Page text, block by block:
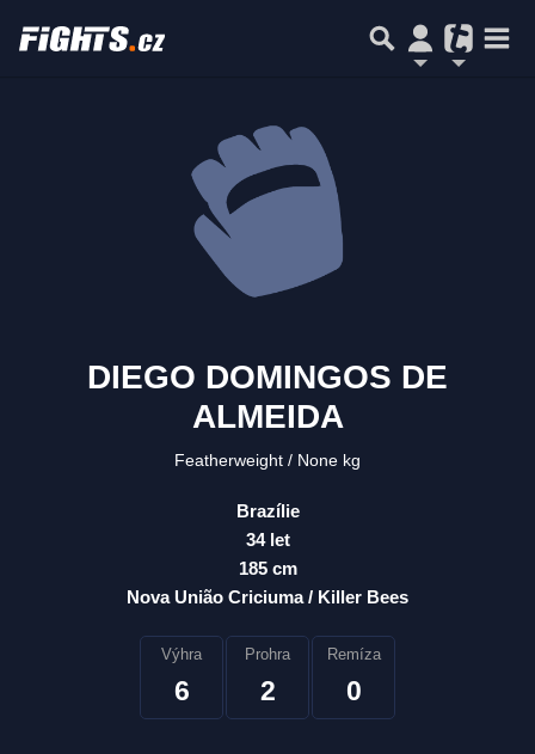
DIEGO DOMINGOS DE
ALMEIDA
Featherweight None kg
Brazílie
34 let
185 cm
Nova União Criciuma / Killer Bees
Výhra
6
Prohra
2
Remíza
0